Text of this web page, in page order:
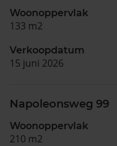
Woonoppervlak
133 m2
Verkoopdatum
15 juni 2026
Napoleonsweg 99
Woonoppervlak
210 m2